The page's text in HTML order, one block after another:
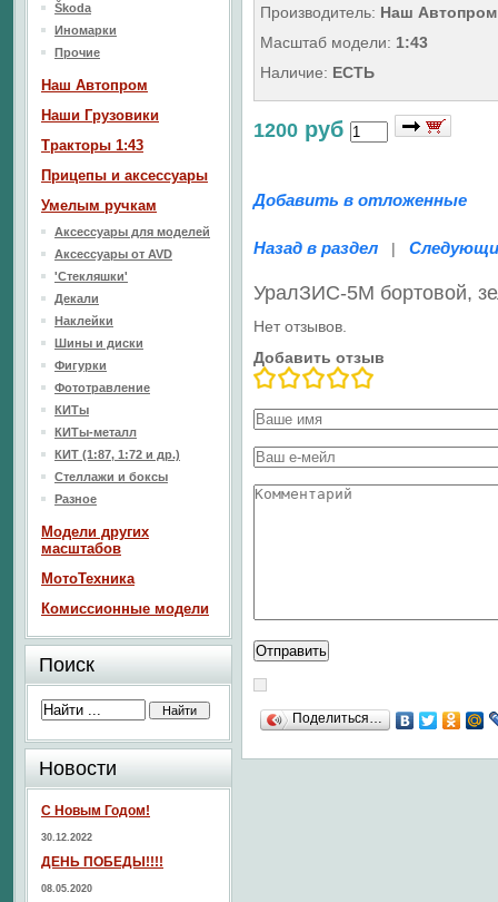
Производитель: Наш Автопром
Масштаб модели: 1:43
Наличие: ЕСТЬ
1200 руб
Добавить в отложенные
Назад в раздел |
УралЗИС-5М бортовой,
Нет отзывов.
Добавить отзыв
Поделиться…
Škoda
Иномарки
Прочие
Наш Aвтопром
Наши Грузовики
Тракторы 1:43
Прицепы и аксессуары
Умелым ручкам
Аксессуары для моделей
Аксессуары от AVD
'Стекляшки'
Декали
Наклейки
Шины и диски
Фигурки
Фототравление
КИТы
КИТы-металл
КИТ (1:87, 1:72 и др.)
Стеллажи и боксы
Разное
Модели других
масштабов
МотоТехника
Комиссионные модели
Поиск
Новости
С Новым Годом!
30.12.2022
ДЕНЬ ПОБЕДЫ!!!!
08.05.2020